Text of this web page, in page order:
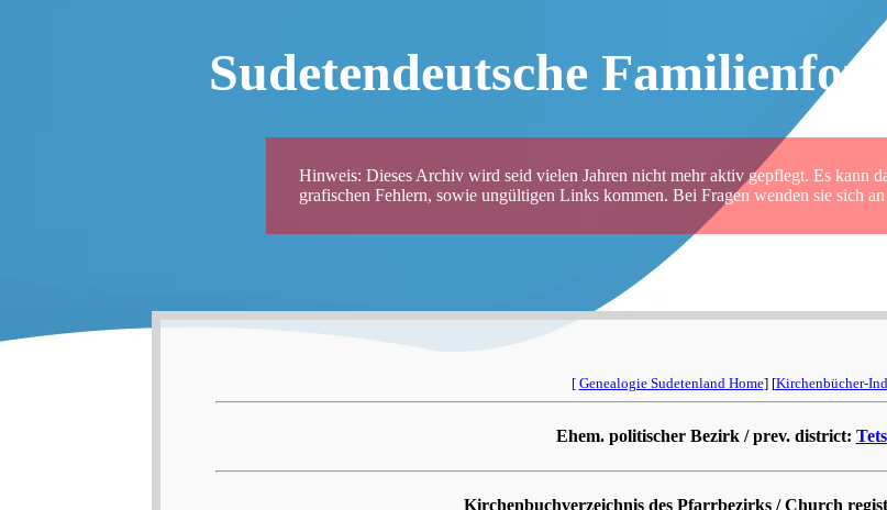
Sudetendeutsche
Hinweis: Dieses Archiv wird seid vielen Jahren nicht mehr aktiv gepflegt. Es kann
grafischen Fehlern, sowie ungültigen Links kommen. Bei Fragen wenden sie sich
[ Genealogie Sudetenland Home] [Kirchenbücher-
Ehem. politischer Bezirk / prev. district:
Kirchenbuchverzeichnis des Pfarrbezirks / Church